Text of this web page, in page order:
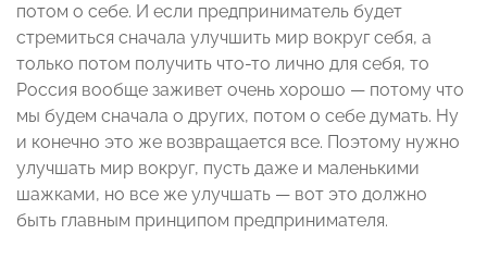
потом о себе. И если предприниматель будет
стремиться сначала улучшить мир вокруг себя, а
только потом получить что-то лично для себя, то
Россия вообще заживет очень хорошо — потому что
мы будем сначала о других, потом о себе думать. Ну
и конечно это же возвращается все. Поэтому нужно
улучшать мир вокруг, пусть даже и маленькими
шажками, но все же улучшать — вот это должно
быть главным принципом предпринимателя.